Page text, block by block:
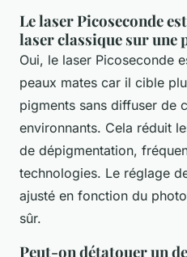
Le laser Picoseconde
laser classique sur une
Oui, le laser Picoseconde
peaux mates car il cible
pigments sans diffuser de
environnants. Cela réduit
de dépigmentation,
technologies. Le réglage
ajusté en fonction du
sûr.
Peut-on détatouer un